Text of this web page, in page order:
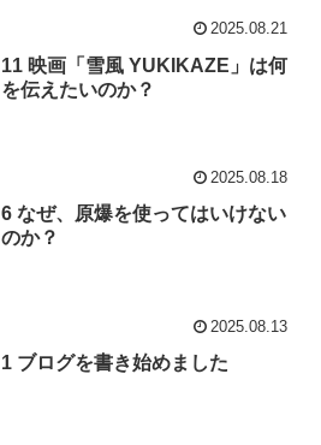
2025.08.21
11 映画「雪風 YUKIKAZE」は何
を伝えたいのか？
2025.08.18
6 なぜ、原爆を使ってはいけない
のか？
2025.08.13
1 ブログを書き始めました